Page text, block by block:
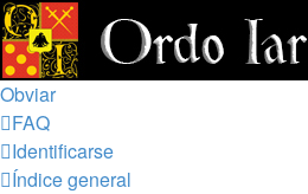
Obviar
FAQ
Identificarse
Índice general